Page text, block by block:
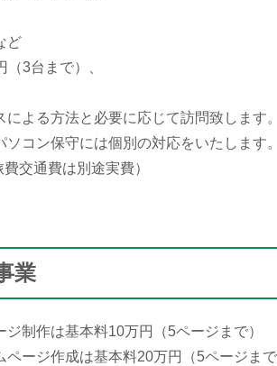
ど
3台まで）、
る方法と必要に応じて訪問致します。
コン保守には個別の対応をいたします
交通費は別途実費）
業
制作は基本料10万円（5ページまで）
ージ作成は基本料20万円（5ページま